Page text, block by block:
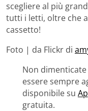
scegliere al più
tutti i letti, oltre che
cassetto!
Foto | da Flickr di
Non
essere sempre
disponibile su
gratuita.